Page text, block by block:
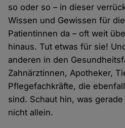
so oder so – in dieser
Wissen und Gewissen für
Patientinnen da – oft weit
hinaus. Tut etwas für sie!
anderen in den
Zahnärztinnen, Apotheker,
Pflegefachkräfte, die
sind. Schaut hin, was
nicht allein.